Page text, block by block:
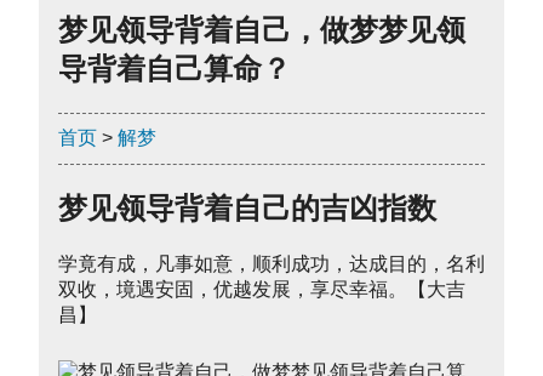
梦见领导背着自己，做梦梦见领
导背着自己算命？
首页 > 解梦
梦见领导背着自己的吉凶指数
学竟有成，凡事如意，顺利成功，达成目的，名利
双收，境遇安固，优越发展，享尽幸福。【大吉
昌】